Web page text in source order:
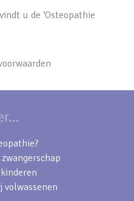
u de ‘Osteopathie
kinderen
volwassenen